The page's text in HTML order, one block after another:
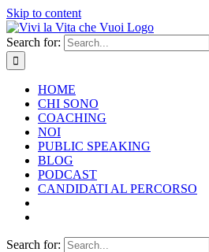
Skip to content
Search for:
HOME
CHI SONO
COACHING
NOI
PUBLIC SPEAKING
BLOG
PODCAST
CANDIDATI AL PERCORSO
Search for: